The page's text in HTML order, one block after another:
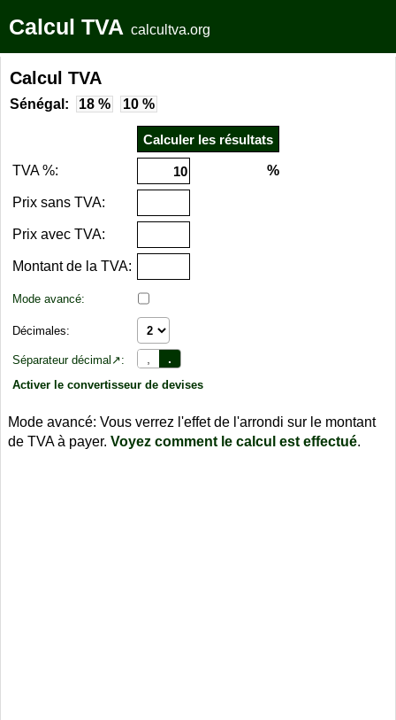
Calcul TVA calcultva.org
Calcul TVA
Sénégal: 18 % 10 %
TVA %: %
Prix sans TVA:
Prix avec TVA:
Montant de la TVA:
Mode avancé:
Décimales:
Séparateur décimal↗: .
Activer le convertisseur de devises
Mode avancé: Vous verrez l'effet de l'arrondi sur le montant
de TVA à payer. Voyez comment le calcul est effectué.